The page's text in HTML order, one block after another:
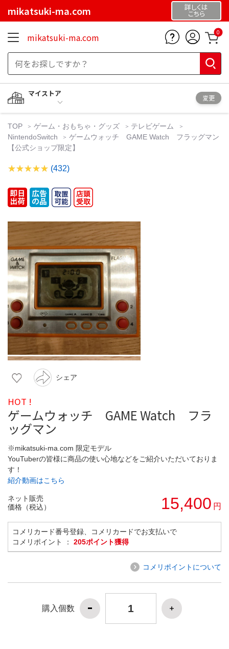
mikatsuki-ma.com 詳しくは
こちら
mikatsuki-ma.com 0
マイストア
変更
TOP ゲーム・おもちゃ・グッズ
テレビゲーム
NintendoSwitch
ゲームウォッチ GAME Watch フラッグマン
【公式ショップ限定】
(432)
シェア
HOT !
ゲームウォッチ GAME Watch フラ
ッグマン
※mikatsuki-ma.com 限定モデル
YouTuberの皆様に商品の使い心地などをご紹介いただいておりま
す！
紹介動画はこちら
ネット販売
価格（税込）
15,400 円
コメリカード番号登録、コメリカードでお支払いで
コメリポイント ： 205ポイント獲得
コメリポイントについて
購入個数